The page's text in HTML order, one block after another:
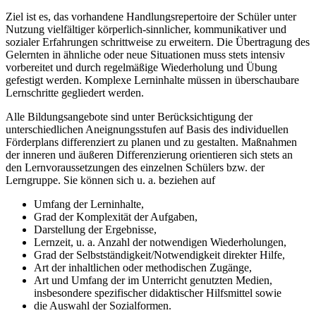
Ziel ist es, das vorhandene Handlungsrepertoire der Schüler unter
Nutzung vielfältiger körperlich-sinnlicher, kommunikativer und
sozialer Erfahrungen schrittweise zu erweitern. Die Übertragung des
Gelernten in ähnliche oder neue Situationen muss stets intensiv
vorbereitet und durch regelmäßige Wiederholung und Übung
gefestigt werden. Komplexe Lerninhalte müssen in überschaubare
Lernschritte gegliedert werden.
Alle Bildungsangebote sind unter Berücksichtigung der
unterschiedlichen Aneignungsstufen auf Basis des individuellen
Förderplans differenziert zu planen und zu gestalten. Maßnahmen
der inneren und äußeren Differenzierung orientieren sich stets an
den Lernvoraussetzungen des einzelnen Schülers bzw. der
Lerngruppe. Sie können sich u. a. beziehen auf
Umfang der Lerninhalte,
Grad der Komplexität der Aufgaben,
Darstellung der Ergebnisse,
Lernzeit, u. a. Anzahl der notwendigen Wiederholungen,
Grad der Selbstständigkeit/Notwendigkeit direkter Hilfe,
Art der inhaltlichen oder methodischen Zugänge,
Art und Umfang der im Unterricht genutzten Medien,
insbesondere spezifischer didaktischer Hilfsmittel sowie
die Auswahl der Sozialformen.